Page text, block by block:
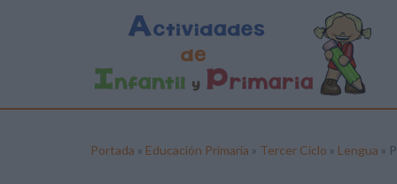
Portada » Educación Primaria » Tercer Ciclo » Lengua »